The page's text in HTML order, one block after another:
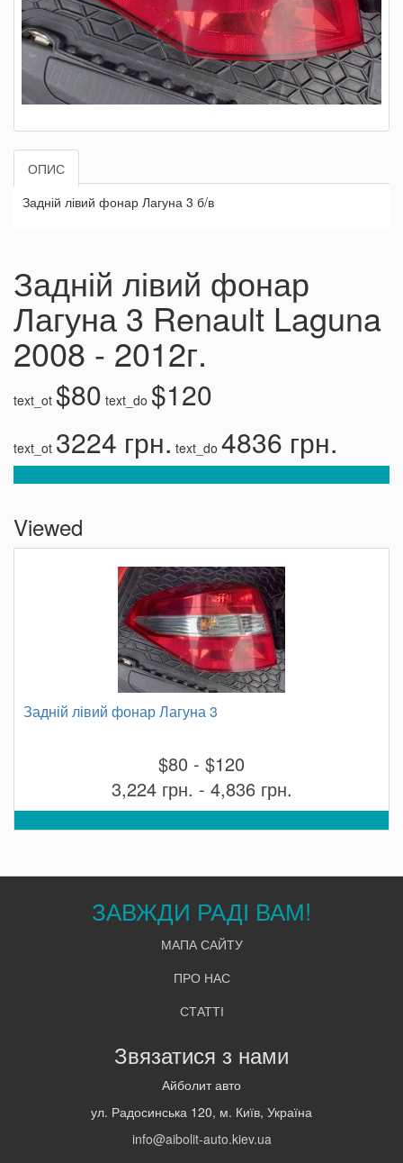
ОПИС
Задній лівий фонар Лагуна 3 б/в
Задній лівий фонар
Лагуна 3 Renault Laguna
2008 - 2012г.
text_ot $80 text_do $120
text_ot 3224 грн. text_do 4836 грн.
Viewed
Задній лівий фонар Лагуна 3
$80 - $120
3,224 грн. - 4,836 грн.
ЗАВЖДИ РАДІ ВАМ!
МАПА САЙТУ
ПРО НАС
СТАТТІ
Звязатися з нами
Айболит авто
ул. Радосинська 120, м. Київ, Україна
info@aibolit-auto.kiev.ua